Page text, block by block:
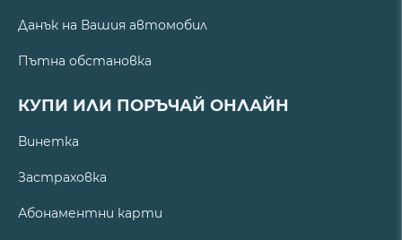
Данък на Вашия автомобил
Пътна обстановка
КУПИ ИЛИ ПОРЪЧАЙ ОНЛАЙН
Винетка
Застраховка
Абонаментни карти